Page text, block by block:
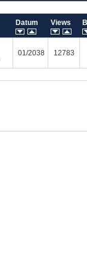
Datum Views
01/2038 12783